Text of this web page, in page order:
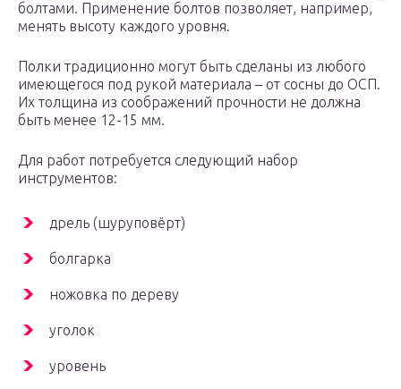
болтами. Применение болтов позволяет, например,
менять высоту каждого уровня.
Полки традиционно могут быть сделаны из любого
имеющегося под рукой материала – от сосны до ОСП.
Их толщина из соображений прочности не должна
быть менее 12-15 мм.
Для работ потребуется следующий набор
инструментов:
дрель (шуруповёрт)
болгарка
ножовка по дереву
уголок
уровень